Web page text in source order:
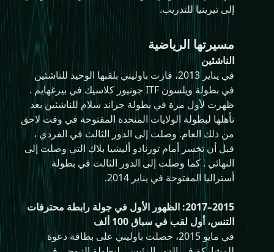
إلى تيرينيا للتدريب.
مسيرتها الرياضية
الناشئين
في يناير 2013، فازت باوليني بلقبها الوحيد للناشئين
في بطولة ويلسون ITF جونيور كلاسيك في بيرغهايم .
ظهرت لأول مرة في بطولة جراند سلام للناشئين بعد
تأهلها لبطولة الولايات المتحدة المفتوحة في وقت لاحق
من ذلك العام. وصلت إلى الدور الثالث في الفردي ،
قبل أن تخسر أمام تورنادو أليشيا بلاك التي وصلت إلى
النهائي . كما وصلت إلى الدور الثالث في بطولة
أستراليا المفتوحة في يناير 2014.
2015–2017: الظهور الأول في جولة رابطة محترفات
التنس، أول لقب في سباق 100 ألف
في مايو 2015، حصلت باوليني على بطاقة دعوة